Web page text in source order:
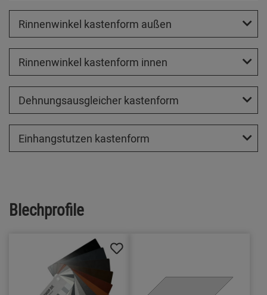
Rinnenwinkel kastenform außen
Rinnenwinkel kastenform innen
Dehnungsausgleicher kastenform
Einhangstutzen kastenform
Blechprofile